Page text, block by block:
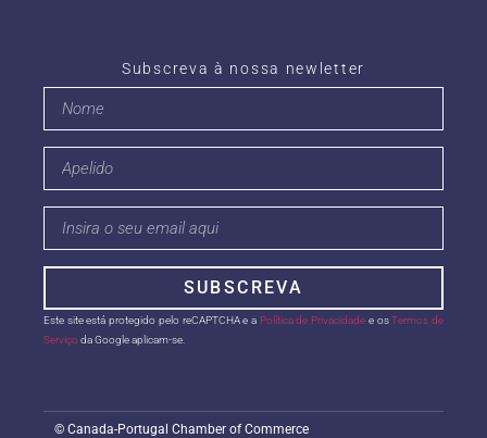
Subscreva à nossa newletter
SUBSCREVA
Este site está protegido pelo reCAPTCHA e a Política de Privacidade e osTermos de
Serviço da Google aplicam-se.
© Canada-Portugal Chamber of Commerce